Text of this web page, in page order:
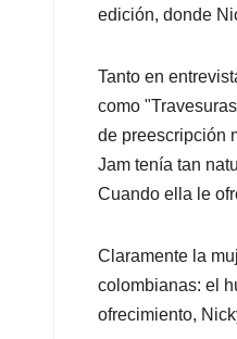
edición, donde
Tanto en
como
de preescripción
Jam tenía tan
Cuando ella le
Claramente la
colombianas: el
ofrecimiento,